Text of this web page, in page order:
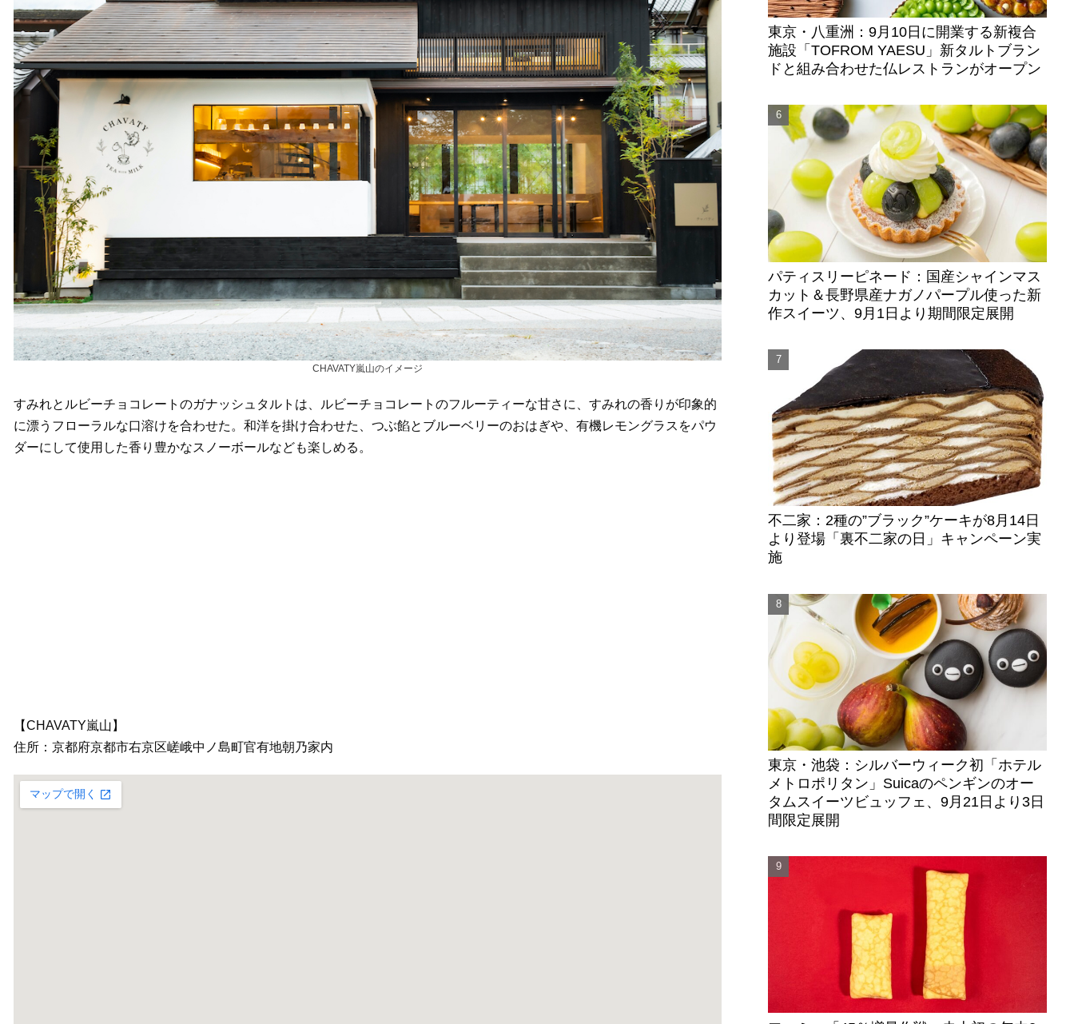
CHAVATY嵐山のイメージ
すみれとルビーチョコレートのガナッシュタルトは、ルビーチョコレートのフルーティーな甘さに、すみれの香りが印象的
に漂うフローラルな口溶けを合わせた。和洋を掛け合わせた、つぶ餡とブルーベリーのおはぎや、有機レモングラスをパウ
ダーにして使用した香り豊かなスノーボールなども楽しめる。
【CHAVATY嵐山】
住所：京都府京都市右京区嵯峨中ノ島町官有地朝乃家内
東京・八重洲：9月10日に開業する新複合
施設「TOFROM YAESU」新タルトブラン
ドと組み合わせた仏レストランがオープン
パティスリーピネード：国産シャインマス
カット＆長野県産ナガノパープル使った新
作スイーツ、9月1日より期間限定展開
不二家：2種の”ブラック”ケーキが8月14日
より登場「裏不二家の日」キャンペーン実
施
東京・池袋：シルバーウィーク初「ホテル
メトロポリタン」Suicaのペンギンのオー
タムスイーツビュッフェ、9月21日より3日
間限定展開